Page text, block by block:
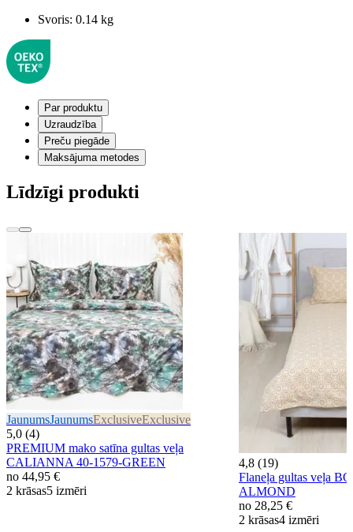
Svoris: 0.14 kg
Par produktu
Uzraudzība
Preču piegāde
Maksājuma metodes
Līdzīgi produkti
JaunumsJaunumsExclusiveExclusive
5,0 (4)
PREMIUM mako satīna gultas veļa
CALIANNA 40-1579-GREEN
no 44,95 €
2 krāsas5 izmēri
4,8 (19)
Flaneļa gultas veļa
ALMOND
no 28,25 €
2 krāsas4 izmēri